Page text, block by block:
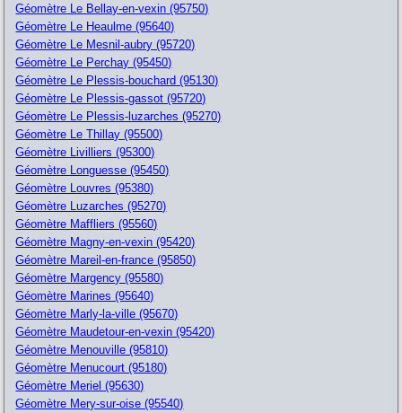
Géomètre Le Bellay-en-vexin (95750)
Géomètre Le Heaulme (95640)
Géomètre Le Mesnil-aubry (95720)
Géomètre Le Perchay (95450)
Géomètre Le Plessis-bouchard (95130)
Géomètre Le Plessis-gassot (95720)
Géomètre Le Plessis-luzarches (95270)
Géomètre Le Thillay (95500)
Géomètre Livilliers (95300)
Géomètre Longuesse (95450)
Géomètre Louvres (95380)
Géomètre Luzarches (95270)
Géomètre Maffliers (95560)
Géomètre Magny-en-vexin (95420)
Géomètre Mareil-en-france (95850)
Géomètre Margency (95580)
Géomètre Marines (95640)
Géomètre Marly-la-ville (95670)
Géomètre Maudetour-en-vexin (95420)
Géomètre Menouville (95810)
Géomètre Menucourt (95180)
Géomètre Meriel (95630)
Géomètre Mery-sur-oise (95540)